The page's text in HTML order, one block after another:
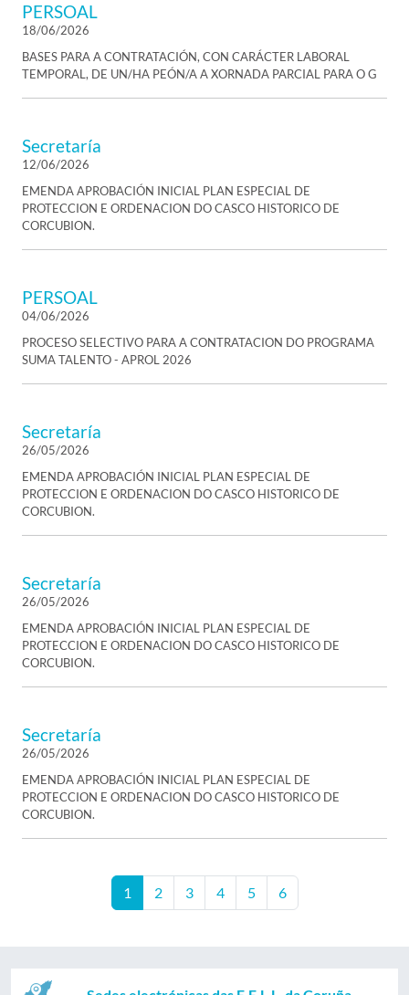
PERSOAL
18/06/2026
BASES PARA A CONTRATACIÓN, CON CARÁCTER LABORAL
TEMPORAL, DE UN/HA PEÓN/A A XORNADA PARCIAL PARA O G
Secretaría
12/06/2026
EMENDA APROBACIÓN INICIAL PLAN ESPECIAL DE
PROTECCION E ORDENACION DO CASCO HISTORICO DE
CORCUBION.
PERSOAL
04/06/2026
PROCESO SELECTIVO PARA A CONTRATACION DO PROGRAMA
SUMA TALENTO - APROL 2026
Secretaría
26/05/2026
EMENDA APROBACIÓN INICIAL PLAN ESPECIAL DE
PROTECCION E ORDENACION DO CASCO HISTORICO DE
CORCUBION.
Secretaría
26/05/2026
EMENDA APROBACIÓN INICIAL PLAN ESPECIAL DE
PROTECCION E ORDENACION DO CASCO HISTORICO DE
CORCUBION.
Secretaría
26/05/2026
EMENDA APROBACIÓN INICIAL PLAN ESPECIAL DE
PROTECCION E ORDENACION DO CASCO HISTORICO DE
CORCUBION.
1 2 3 4 5 6